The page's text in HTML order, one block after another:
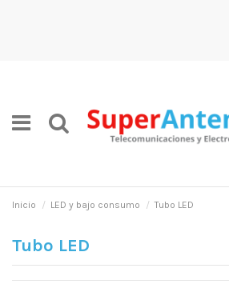
Inicio LED y bajo consumo Tubo LED
Tubo LED